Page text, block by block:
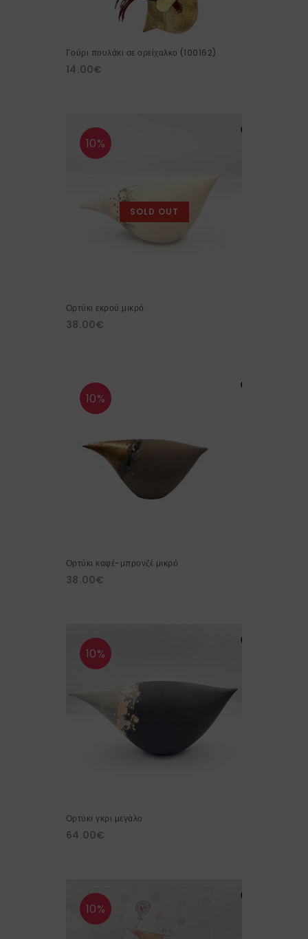
Γούρι πουλάκι σε ορείχαλκο (100162)
14.00€
10%
SOLD OUT
Ορτύκι εκρού μικρό
38.00€
10%
Ορτύκι καφέ-μπρονζέ μικρό
38.00€
10%
Ορτύκι γκρι μεγάλο
64.00€
10%